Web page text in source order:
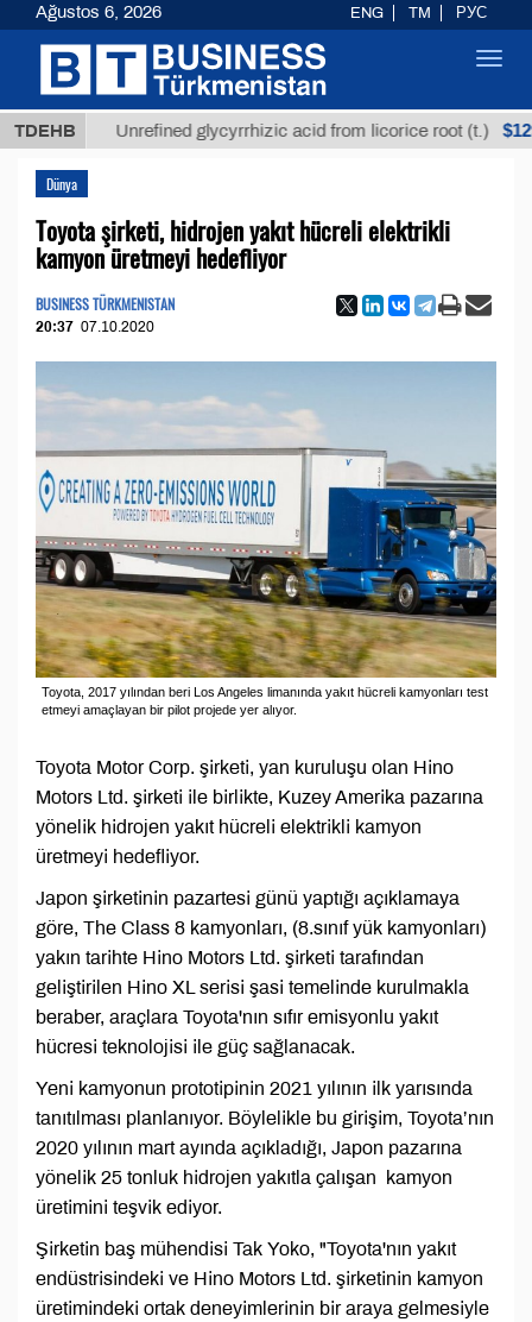
TDEHBUnrefined glycyrrhizic acid from licorice root (t.) $12935,18
Dünya
Toyota şirketi, hidrojen yakıt hücreli elektrikli
kamyon üretmeyi hedefliyor
BUSINESS TÜRKMENISTAN
20:37 07.10.2020
Toyota, 2017 yılından beri Los Angeles limanında yakıt hücreli kamyonları test
etmeyi amaçlayan bir pilot projede yer alıyor.
Toyota Motor Corp. şirketi, yan kuruluşu olan Hino
Motors Ltd. şirketi ile birlikte, Kuzey Amerika pazarına
yönelik hidrojen yakıt hücreli elektrikli kamyon
üretmeyi hedefliyor.
Japon şirketinin pazartesi günü yaptığı açıklamaya
göre, The Class 8 kamyonları, (8.sınıf yük kamyonları)
yakın tarihte Hino Motors Ltd. şirketi tarafından
geliştirilen Hino XL serisi şasi temelinde kurulmakla
beraber, araçlara Toyota'nın sıfır emisyonlu yakıt
hücresi teknolojisi ile güç sağlanacak.
Yeni kamyonun prototipinin 2021 yılının ilk yarısında
tanıtılması planlanıyor. Böylelikle bu girişim, Toyota’nın
2020 yılının mart ayında açıkladığı, Japon pazarına
yönelik 25 tonluk hidrojen yakıtla çalışan kamyon
üretimini teşvik ediyor.
Şirketin baş mühendisi Tak Yoko, "Toyota'nın yakıt
endüstrisindeki ve Hino Motors Ltd. şirketinin kamyon
üretimindeki ortak deneyimlerinin bir araya gelmesiyle
Ağustos 6, 2026 ENG TM РУС